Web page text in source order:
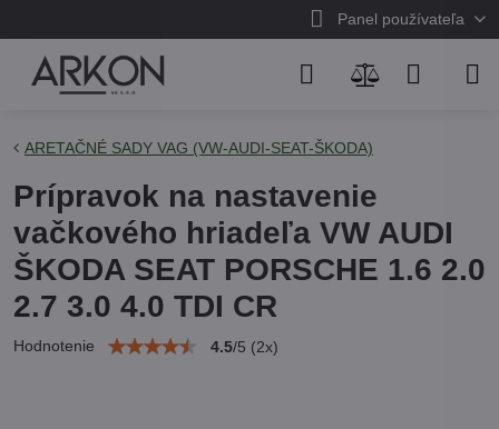
Panel používateľa
ARETAČNÉ SADY VAG (VW-AUDI-SEAT-ŠKODA)
Prípravok na nastavenie
vačkového hriadeľa VW AUDI
ŠKODA SEAT PORSCHE 1.6 2.0
2.7 3.0 4.0 TDI CR
Hodnotenie 4.5/5 (2x)